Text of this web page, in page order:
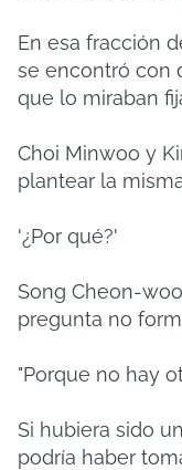
En esa fracción
se encontró con
que lo miraban
Choi Minwoo y
plantear la
'¿Por qué?'
Song Cheon-
pregunta no
"Porque no hay
Si hubiera sido
podría haber